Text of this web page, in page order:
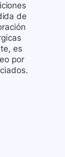
de
es
por